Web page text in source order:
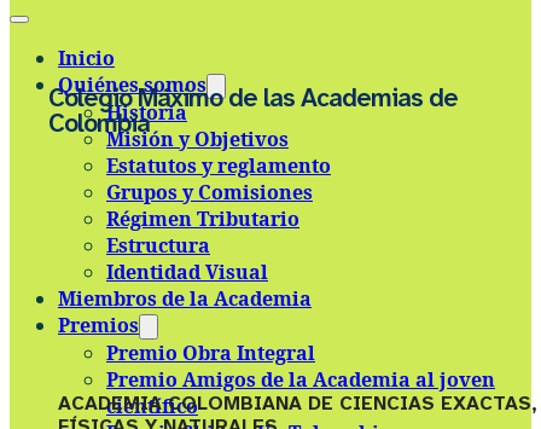
Inicio
Quiénes somos
Historia
Misión y Objetivos
Estatutos y reglamento
Grupos y Comisiones
Régimen Tributario
Estructura
Identidad Visual
Miembros de la Academia
Premios
Premio Obra Integral
Premio Amigos de la Academia al joven
científico
Colegio Máximo de las Academias de
Colombia
ACADEMIA COLOMBIANA DE CIENCIAS EXACTAS,